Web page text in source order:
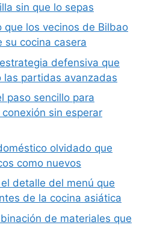
sin que lo sepas
que los vecinos de Bilbao
su cocina casera
defensiva que
las partidas avanzadas
paso sencillo para
sin esperar
olvidado que
como nuevos
detalle del menú que
de la cocina asiática
de materiales que